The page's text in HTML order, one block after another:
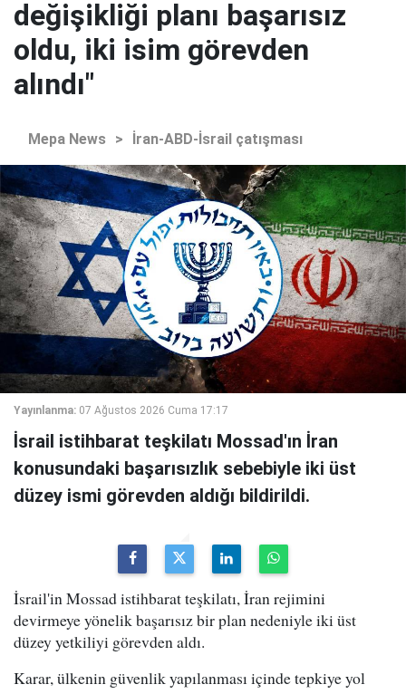
değişikliği planı başarısız
oldu, iki isim görevden
alındı"
Mepa News > İran-ABD-İsrail çatışması
Yayınlanma: 07 Ağustos 2026 Cuma 17:17
İsrail istihbarat teşkilatı Mossad'ın İran
konusundaki başarısızlık sebebiyle iki üst
düzey ismi görevden aldığı bildirildi.
İsrail'in Mossad istihbarat teşkilatı, İran rejimini
devirmeye yönelik başarısız bir plan nedeniyle iki üst
düzey yetkiliyi görevden aldı.
Karar, ülkenin güvenlik yapılanması içinde tepkiye yol